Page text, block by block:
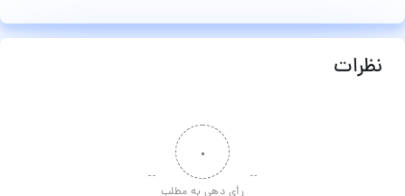
نظرات
۰
رأی دهی به مطلب